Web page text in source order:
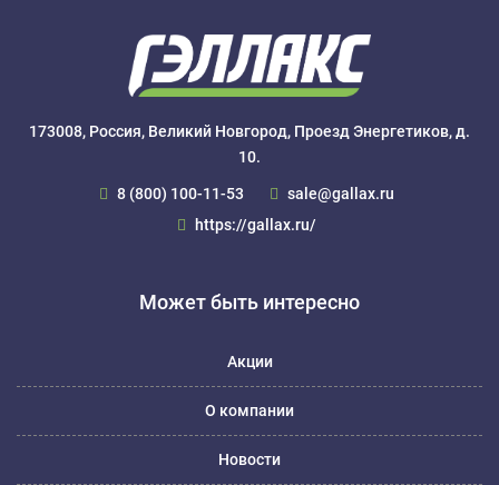
173008, Россия, Великий Новгород, Проезд Энергетиков, д.
10.
8 (800) 100-11-53
sale@gallax.ru
https://gallax.ru/
Может быть интересно
Акции
О компании
Новости